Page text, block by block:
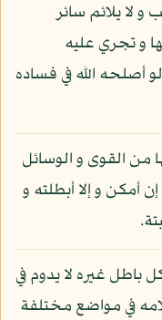
و لا يلائم سائر
و تجري عليه
أصلحه الله في فساده
من القوى و الوسائل
أمكن و إلا أبطلته و
باطل غيره لا يدوم في
في مواضع مختلفة